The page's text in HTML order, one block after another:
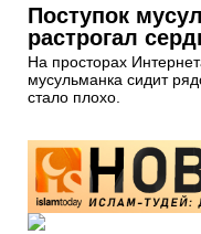
Поступок
растрогал
На просторах
мусульманка сидит
стало плохо.